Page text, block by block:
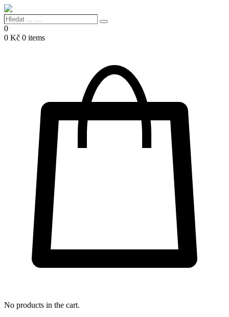
Hledat
...
…
Search
0
0 Kč 0 items
No products in the cart.